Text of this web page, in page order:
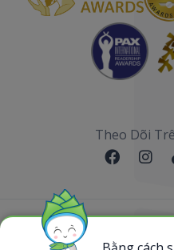
Theo Dõi
Sơ đồ website